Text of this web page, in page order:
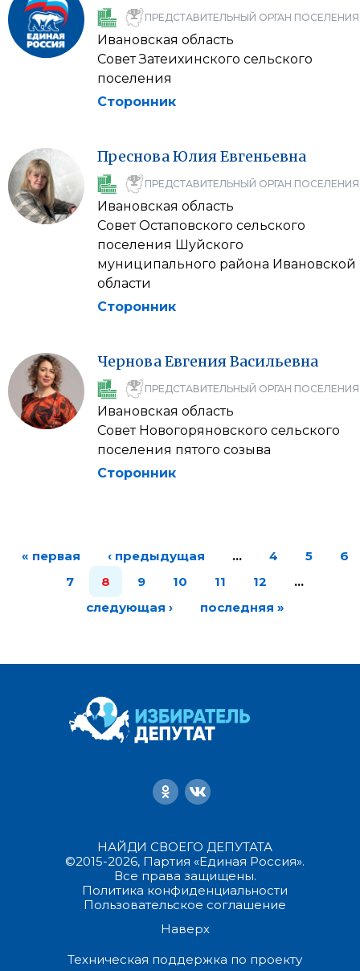
ПРЕДСТАВИТЕЛЬНЫЙ ОРГАН ПОСЕЛЕНИЯ
Ивановская область
Совет Затеихинского сельского
поселения
Сторонник
ПресноваЮлияЕвгеньевна
ПРЕДСТАВИТЕЛЬНЫЙ ОРГАН ПОСЕЛЕНИЯ
Ивановская область
Совет Остаповского сельского
поселения Шуйского
муниципального района Ивановской
области
Сторонник
ЧерноваЕвгенияВасильевна
ПРЕДСТАВИТЕЛЬНЫЙ ОРГАН ПОСЕЛЕНИЯ
Ивановская область
Совет Новогоряновского сельского
поселения пятого созыва
Сторонник
« первая ‹ предыдущая … 4 5
6
7
8 9 10 11 12
…
следующая ›
последняя »
НАЙДИ СВОЕГО ДЕПУТАТА
©2015-2026, Партия «Единая Россия».
Все права защищены.
Политика конфиденциальности
Пользовательское соглашение
Наверх
Техническая поддержка по проекту